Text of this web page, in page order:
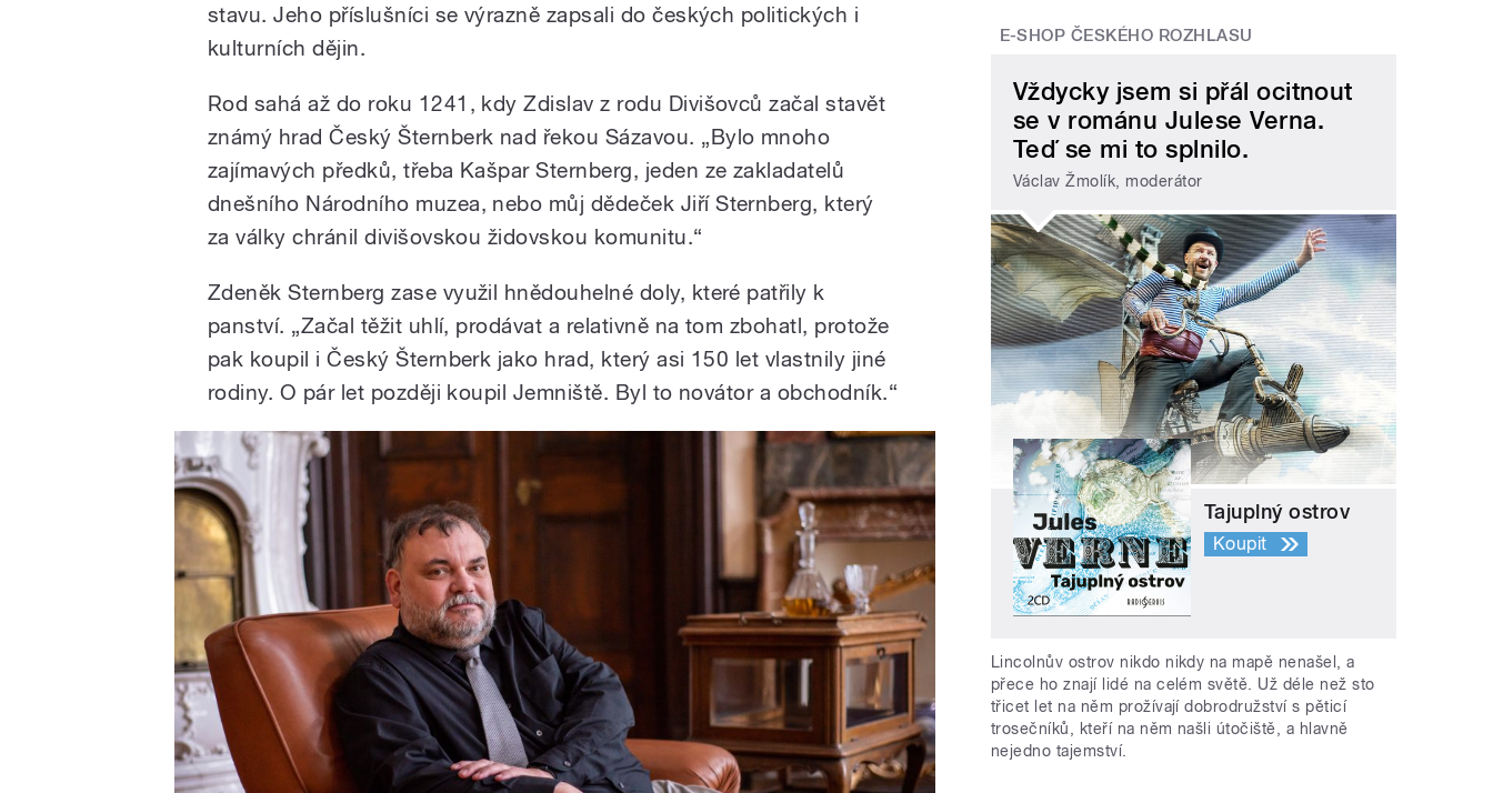
stavu. Jeho příslušníci se výrazně zapsali do českých politických i
kulturních dějin.
Rod sahá až do roku 1241, kdy Zdislav z rodu Divišovců začal stavět
známý hrad Český Šternberk nad řekou Sázavou. „Bylo mnoho
zajímavých předků, třeba Kašpar Sternberg, jeden ze zakladatelů
dnešního Národního muzea, nebo můj dědeček Jiří Sternberg, který
za války chránil divišovskou židovskou komunitu.“
Zdeněk Sternberg zase využil hnědouhelné doly, které patřily k
panství. „Začal těžit uhlí, prodávat a relativně na tom zbohatl, protože
pak koupil i Český Šternberk jako hrad, který asi 150 let vlastnily jiné
rodiny. O pár let později koupil Jemniště. Byl to novátor a obchodník.“
E-SHOP ČESKÉHO ROZHLASU
Vždycky jsem si přál ocitnout
se v románu Julese Verna.
Teď se mi to splnilo.
Václav Žmolík, moderátor
Tajuplný ostrov
Koupit
Lincolnův ostrov nikdo nikdy na mapě nenašel, a
přece ho znají lidé na celém světě. Už déle než sto
třicet let na něm prožívají dobrodružství s pěticí
trosečníků, kteří na něm našli útočiště, a hlavně
nejedno tajemství.